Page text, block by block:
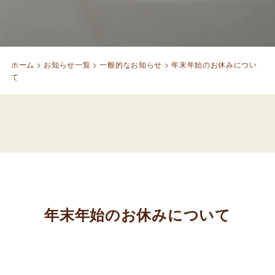
ホーム > お知らせ一覧 >一般的なお知らせ >年末年始のお休みについ
て
年末年始のお休みについて